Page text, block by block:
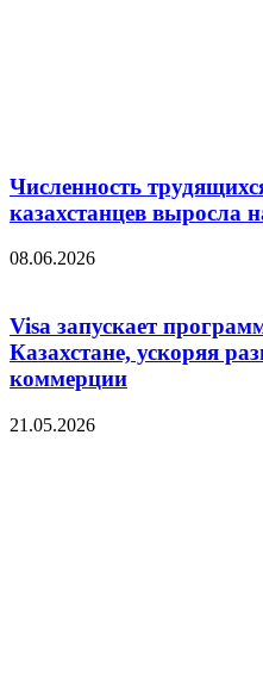
Численность
казахстанцев выросла
08.06.2026
Visa запускает
Казахстане, ускоряя
коммерции
21.05.2026